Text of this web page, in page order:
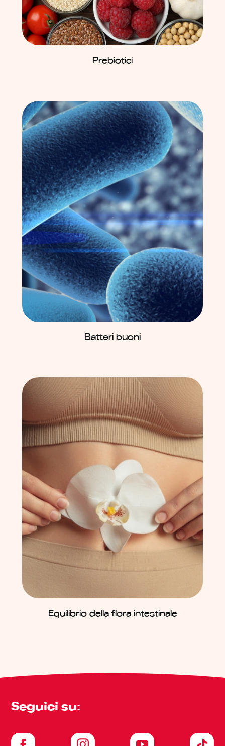
Prebiotici
Batteri buoni
Equilibrio della flora intestinale
Seguici su: